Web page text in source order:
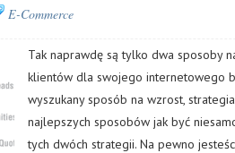
E-Commerce
Tak naprawdę są tylko dwa sposoby
klientów dla swojego internetowego
wyszukany sposób na wzrost,
najlepszych sposobów jak być
tych dwóch strategii. Na pewno